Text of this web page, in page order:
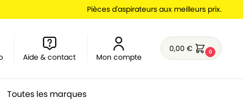
Pièces d'aspirateurs aux meilleurs prix.
Aide & contact Mon compte
0,00€ 0
Toutes les marques